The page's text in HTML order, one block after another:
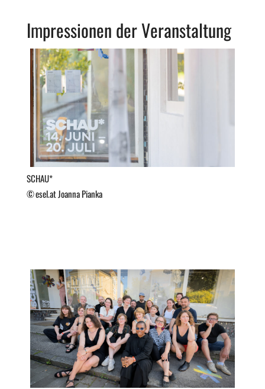
Impressionen der Veranstaltung
SCHAU*
esel.at Joanna Pianka